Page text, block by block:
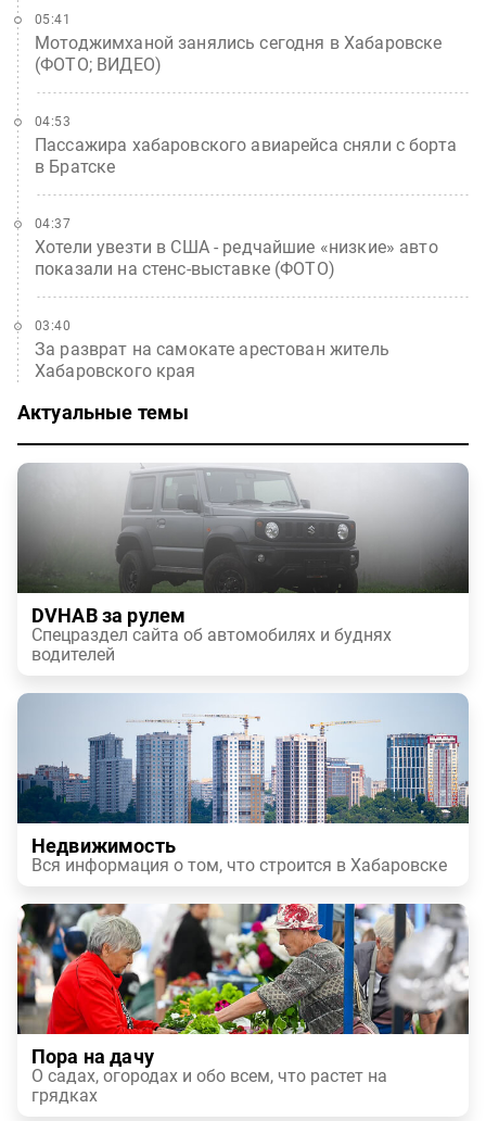
Мотоджимханой занялись сегодня в Хабаровске
(ФОТО; ВИДЕО)
05:41
Пассажира хабаровского авиарейса сняли с борта
в Братске
04:53
Хотели увезти в США - редчайшие «низкие» авто
показали на стенс-выставке (ФОТО)
04:37
За разврат на самокате арестован житель
Хабаровского края
03:40
Актуальные темы
DVHAB за рулем
Спецраздел сайта об автомобилях и буднях
водителей
Недвижимость
Вся информация о том, что строится в Хабаровске
Пора на дачу
О садах, огородах и обо всем, что растет на
грядках